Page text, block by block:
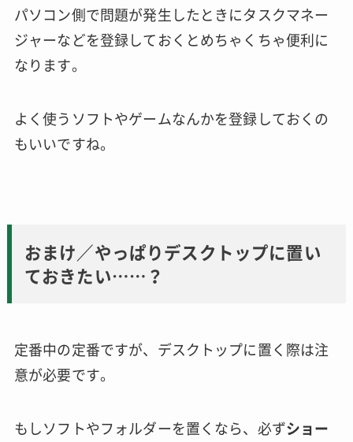
パソコン側で問題が発生したときにタスクマネー
ジャーなどを登録しておくとめちゃくちゃ便利に
なります。
よく使うソフトやゲームなんかを登録しておくの
もいいですね。
おまけ／やっぱりデスクトップに置い
ておきたい……？
定番中の定番ですが、デスクトップに置く際は注
意が必要です。
もしソフトやフォルダーを置くなら、必ずショー